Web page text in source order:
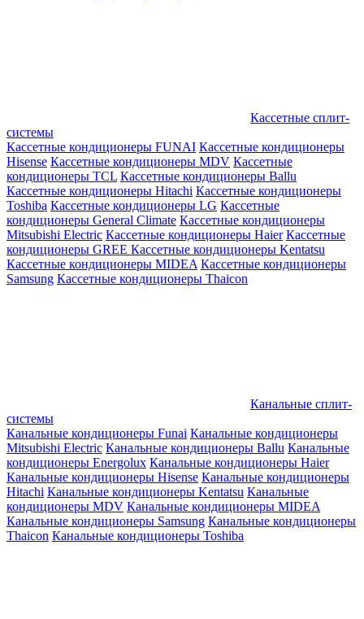
Кассетные сплит-
системы
Кассетные кондиционеры FUNAI Кассетные кондиционеры
Hisense Кассетные кондиционеры MDV Кассетные
кондиционеры TCL Кассетные кондиционеры Ballu
Кассетные кондиционеры Hitachi Кассетные кондиционеры
Toshiba Кассетные кондиционеры LG Кассетные
кондиционеры General Climate Кассетные кондиционеры
Mitsubishi Electric Кассетные кондиционеры Haier Кассетные
кондиционеры GREE Кассетные кондиционеры Kentatsu
Кассетные кондиционеры MIDEA Кассетные кондиционеры
Samsung Кассетные кондиционеры Thaicon
Канальные сплит-
системы
Канальные кондиционеры Funai Канальные кондиционеры
Mitsubishi Electric Канальные кондиционеры Ballu Канальные
кондиционеры Energolux Канальные кондиционеры Haier
Канальные кондиционеры Hisense Канальные кондиционеры
Hitachi Канальные кондиционеры Kentatsu Канальные
кондиционеры MDV Канальные кондиционеры MIDEA
Канальные кондиционеры Samsung Канальные кондиционеры
Thaicon Канальные кондиционеры Toshiba